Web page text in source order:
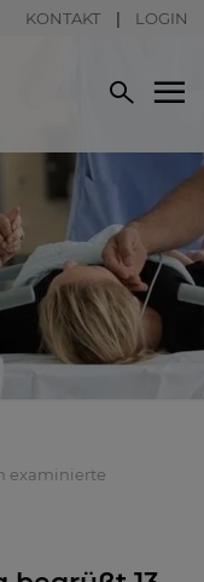
KONTAKT LOGIN
examinierte